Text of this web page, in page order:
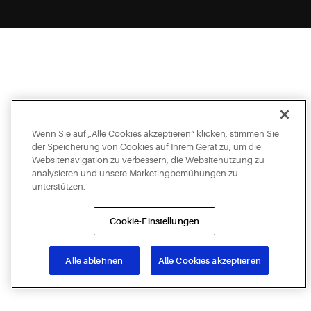
Wenn Sie auf „Alle Cookies akzeptieren“ klicken, stimmen Sie
der Speicherung von Cookies auf Ihrem Gerät zu, um die
Websitenavigation zu verbessern, die Websitenutzung zu
analysieren und unsere Marketingbemühungen zu
unterstützen.
Cookie-Einstellungen
Alle ablehnen Alle Cookies akzeptieren